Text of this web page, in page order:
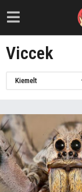
Viccek
Kiemelt